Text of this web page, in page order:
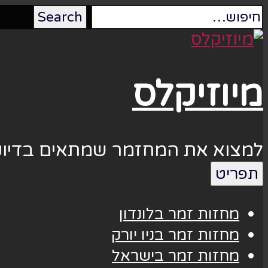
מיוזיקלס
למצוא את המחזמר שמתאים
תפריט
מחזות זמר בלונדון
מחזות זמר בניו יורק
מחזות זמר בישראל